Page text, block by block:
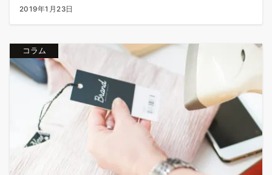
2019年1月23日
コラム